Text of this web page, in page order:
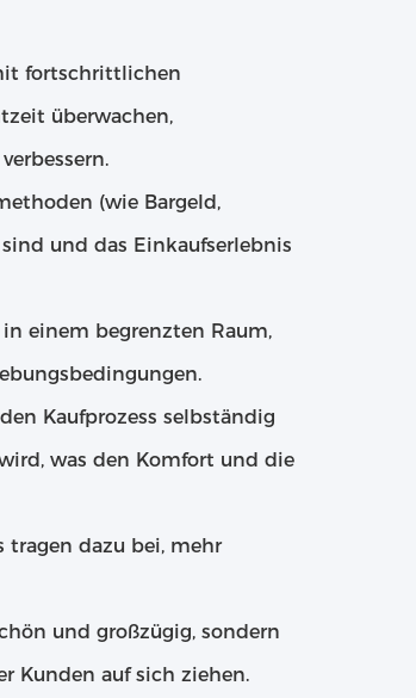
fortschrittlichen
überwachen,
(wie Bargeld,
und das Einkaufserlebnis
einem begrenzten Raum,
Kaufprozess selbständig
was den Komfort und die
tragen dazu bei, mehr
und großzügig, sondern
Kunden auf sich ziehen.